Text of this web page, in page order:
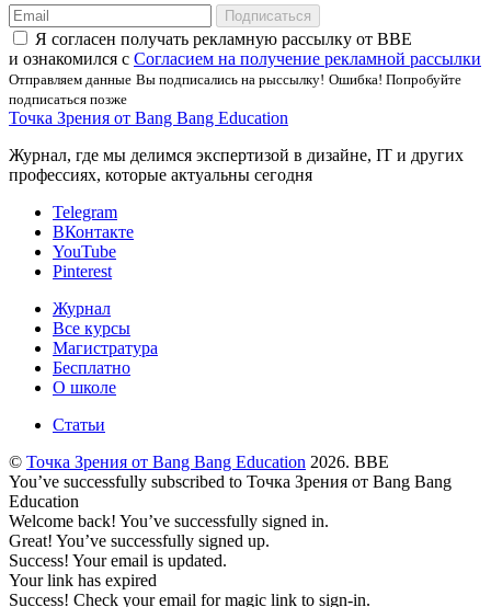
Подписаться
Я соглаcен получать рекламную рассылку от BBE
и ознакомился с Согласием на получение рекламной рассылки
Отправляем данные Вы подписались на рыссылку! Ошибка! Попробуйте
подписаться позже
Точка Зрения от Bang Bang Education
Журнал, где мы делимся экспертизой в дизайне, IT и других
профессиях, которые актуальны сегодня
Telegram
ВКонтакте
YouTube
Pinterest
Журнал
Все курсы
Магистратура
Бесплатно
О школе
Статьи
© Точка Зрения от Bang Bang Education 2026. BBE
You’ve successfully subscribed to Точка Зрения от Bang Bang
Education
Welcome back! You’ve successfully signed in.
Great! You’ve successfully signed up.
Success! Your email is updated.
Your link has expired
Success! Check your email for magic link to sign-in.